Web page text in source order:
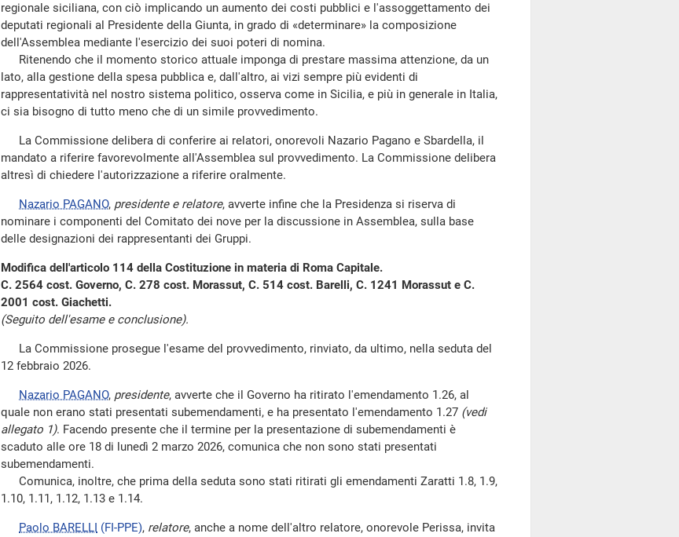
regionale siciliana, con ciò implicando un aumento dei costi pubblici e l'assoggettamento dei
deputati regionali al Presidente della Giunta, in grado di «determinare» la composizione
dell'Assemblea mediante l'esercizio dei suoi poteri di nomina.
Ritenendo che il momento storico attuale imponga di prestare massima attenzione, da un
lato, alla gestione della spesa pubblica e, dall'altro, ai vizi sempre più evidenti di
rappresentatività nel nostro sistema politico, osserva come in Sicilia, e più in generale in Italia,
ci sia bisogno di tutto meno che di un simile provvedimento.
La Commissione delibera di conferire ai relatori, onorevoli Nazario Pagano e Sbardella, il
mandato a riferire favorevolmente all'Assemblea sul provvedimento. La Commissione delibera
altresì di chiedere l'autorizzazione a riferire oralmente.
Nazario PAGANO, presidente e relatore, avverte infine che la Presidenza si riserva di
nominare i componenti del Comitato dei nove per la discussione in Assemblea, sulla base
delle designazioni dei rappresentanti dei Gruppi.
Modifica dell'articolo 114 della Costituzione in materia di Roma Capitale.
C. 2564 cost. Governo, C. 278 cost. Morassut, C. 514 cost. Barelli, C. 1241 Morassut e C.
2001 cost. Giachetti.
(Seguito dell'esame e conclusione).
La Commissione prosegue l'esame del provvedimento, rinviato, da ultimo, nella seduta del
12 febbraio 2026.
Nazario PAGANO, presidente, avverte che il Governo ha ritirato l'emendamento 1.26, al
quale non erano stati presentati subemendamenti, e ha presentato l'emendamento 1.27 (vedi
allegato 1). Facendo presente che il termine per la presentazione di subemendamenti è
scaduto alle ore 18 di lunedì 2 marzo 2026, comunica che non sono stati presentati
subemendamenti.
Comunica, inoltre, che prima della seduta sono stati ritirati gli emendamenti Zaratti 1.8, 1.9,
1.10, 1.11, 1.12, 1.13 e 1.14.
Paolo BARELLI (FI-PPE), relatore, anche a nome dell'altro relatore, onorevole Perissa, invita